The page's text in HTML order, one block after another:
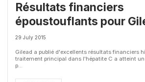
Résultats financiers
époustouflants pour
leader mondial biotech
29 July 2015
Gilead a publié d'excellents résultats financiers
traitement principal dans l'hépatite C a atteint
p...